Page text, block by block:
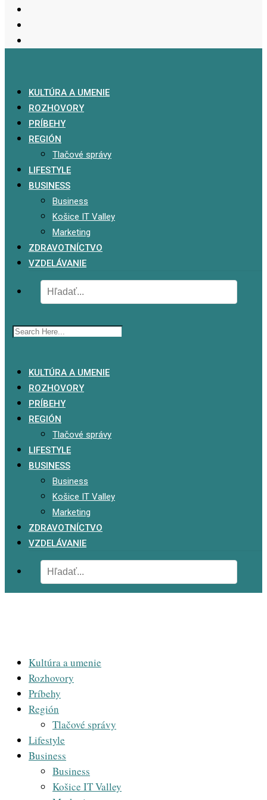
KULTÚRA A UMENIE
ROZHOVORY
PRÍBEHY
REGIÓN
Tlačové správy
LIFESTYLE
BUSINESS
Business
Košice IT Valley
Marketing
ZDRAVOTNÍCTVO
VZDELÁVANIE
KULTÚRA A UMENIE
ROZHOVORY
PRÍBEHY
REGIÓN
Tlačové správy
LIFESTYLE
BUSINESS
Business
Košice IT Valley
Marketing
ZDRAVOTNÍCTVO
VZDELÁVANIE
Kultúra a umenie
Rozhovory
Príbehy
Región
Tlačové správy
Lifestyle
Business
Business
Košice IT Valley